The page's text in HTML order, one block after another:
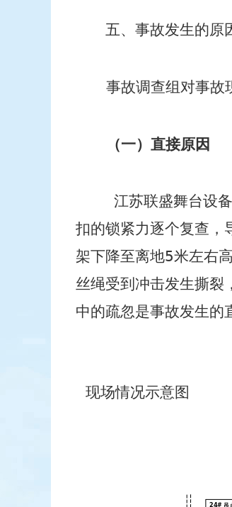
五、事故发生的原
事故调查组对事故
（一）直接原因
江苏联盛舞台设
扣的锁紧力逐个复查，
架下降至离地5米左右
丝绳受到冲击发生撕裂
中的疏忽是事故发生的
现场情况示意图